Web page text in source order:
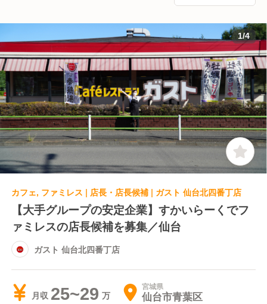
1/4
カフェ, ファミレス | 店長・店長候補 | ガスト 仙台北四番丁店
【大手グループの安定企業】すかいらーくでフ
ァミレスの店長候補を募集／仙台
ガスト 仙台北四番丁店
月収 25~29 宮城県
仙台市青葉区